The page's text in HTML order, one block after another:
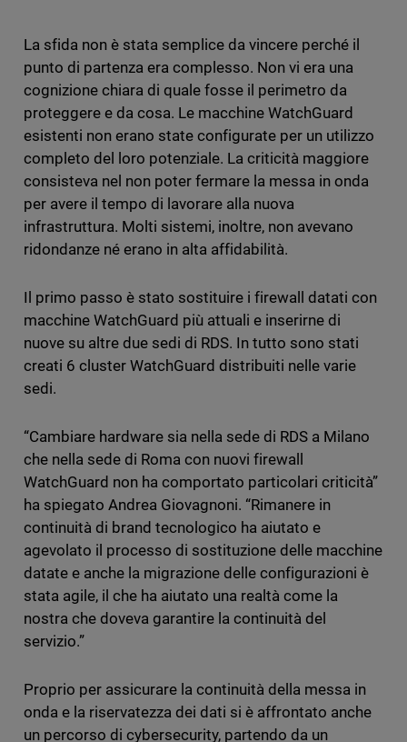
La sfida non è stata semplice da vincere perché il
punto di partenza era complesso. Non vi era una
cognizione chiara di quale fosse il perimetro da
proteggere e da cosa. Le macchine WatchGuard
esistenti non erano state configurate per un utilizzo
completo del loro potenziale. La criticità maggiore
consisteva nel non poter fermare la messa in onda
per avere il tempo di lavorare alla nuova
infrastruttura. Molti sistemi, inoltre, non avevano
ridondanze né erano in alta affidabilità.
Il primo passo è stato sostituire i firewall datati con
macchine WatchGuard più attuali e inserirne di
nuove su altre due sedi di RDS. In tutto sono stati
creati 6 cluster WatchGuard distribuiti nelle varie
sedi.
“Cambiare hardware sia nella sede di RDS a Milano
che nella sede di Roma con nuovi firewall
WatchGuard non ha comportato particolari criticità”
ha spiegato Andrea Giovagnoni. “Rimanere in
continuità di brand tecnologico ha aiutato e
agevolato il processo di sostituzione delle macchine
datate e anche la migrazione delle configurazioni è
stata agile, il che ha aiutato una realtà come la
nostra che doveva garantire la continuità del
servizio.”
Proprio per assicurare la continuità della messa in
onda e la riservatezza dei dati si è affrontato anche
un percorso di cybersecurity, partendo da un